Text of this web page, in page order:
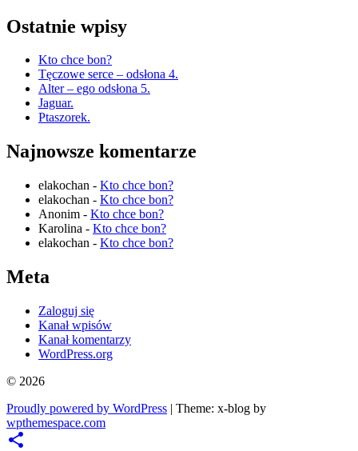
Ostatnie wpisy
Kto chce bon?
Tęczowe serce – odsłona 4.
Alter – ego odsłona 5.
Jaguar.
Ptaszorek.
Najnowsze komentarze
elakochan - Kto chce bon?
elakochan - Kto chce bon?
Anonim - Kto chce bon?
Karolina - Kto chce bon?
elakochan - Kto chce bon?
Meta
Zaloguj się
Kanał wpisów
Kanał komentarzy
WordPress.org
© 2026
Proudly powered by WordPress | Theme: x-blog by
wpthemespace.com